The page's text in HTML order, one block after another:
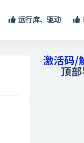
运行库、驱动